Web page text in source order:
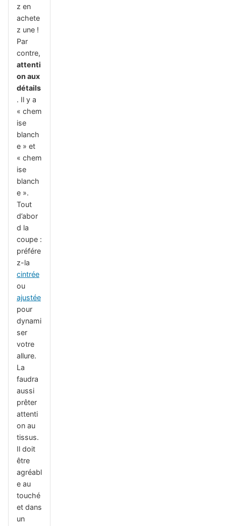
z en
achete
z une !
Par
contre,
attenti
on aux
détails
. Il y a
« chem
ise
blanch
e » et
« chem
ise
blanch
e ».
Tout
d’abor
d la
coupe :
préfére
z-la
cintrée
ou
ajustée
pour
dynami
ser
votre
allure.
La
faudra
aussi
prêter
attenti
on au
tissus.
Il doit
être
agréabl
e au
touché
et dans
un